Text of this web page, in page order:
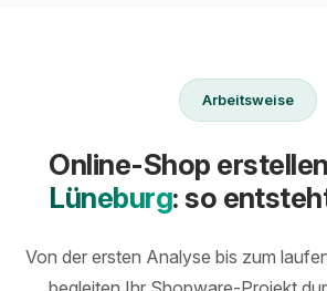
Arbeitsweise
Online-Shop
Lüneburg: so
Von der ersten Analyse bis zum